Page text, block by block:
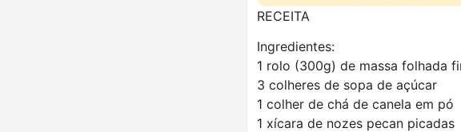
RECEITA
Ingredientes:
1 rolo (300g) de massa folhada
3 colheres de sopa de açúcar
1 colher de chá de canela em pó
1 xícara de nozes pecan picadas